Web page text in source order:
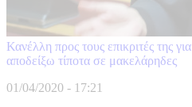
Κανέλλη προς τους επικριτές της
αποδείξω τίποτα σε μακελάρηδες
01/04/2020 - 17:21